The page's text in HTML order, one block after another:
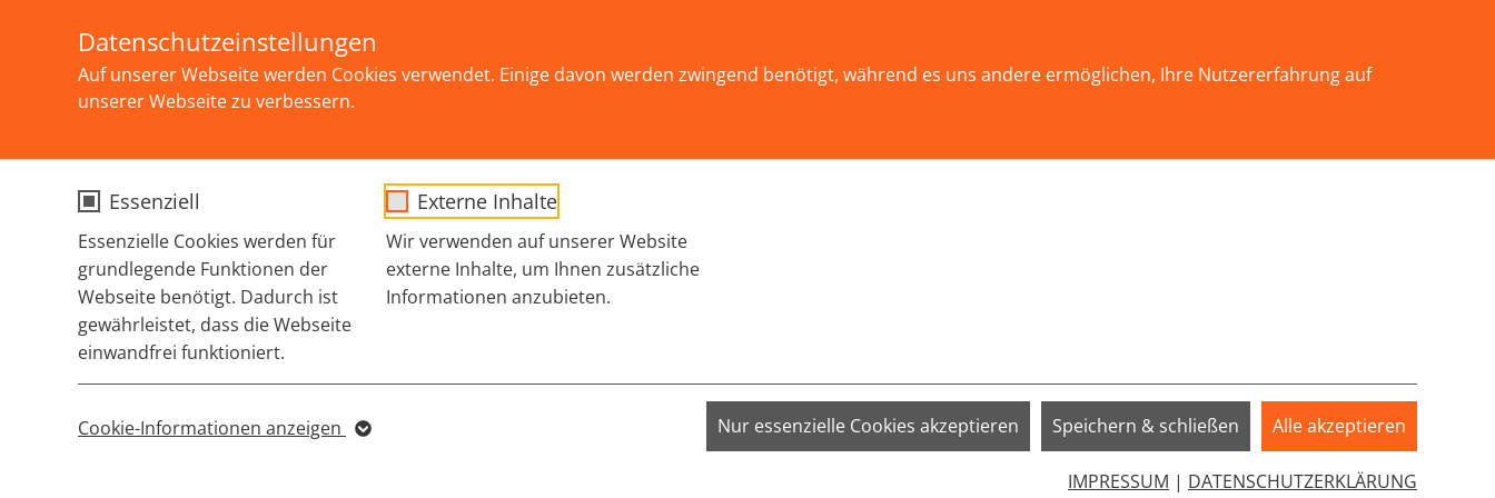
Datenschutzeinstellungen
Auf unserer Webseite werden Cookies verwendet. Einige davon werden zwingend benötigt, während es uns andere ermöglichen, Ihre Nutzererfahrung auf
unserer Webseite zu verbessern.
Essenziell
Essenzielle Cookies werden für
grundlegende Funktionen der
Webseite benötigt. Dadurch ist
gewährleistet, dass die Webseite
einwandfrei funktioniert.
Externe Inhalte
Wir verwenden auf unserer Website
externe Inhalte, um Ihnen zusätzliche
Informationen anzubieten.
VISITOR_PRIVACY_METADATA;
Cookie-Informationen anzeigen Nur essenzielle Cookies akzeptieren Speichern & schließen Alle akzeptieren
IMPRESSUM | DATENSCHUTZERKLÄRUNG
Selbstbestimmung, Akzeptanz und Solidarität!
You are here: SAFER USE & DROGEN FORDERUNGEN AN DIE POLITIK